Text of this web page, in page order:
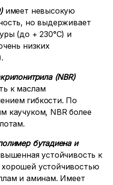
имеет невысокую
но выдерживает
(до + 230°C) и
низких
(NBR)
к маслам
гибкости. По
каучуком, NBR более
бутадиена и
устойчивость к
устойчивостью
и аминам. Имеет